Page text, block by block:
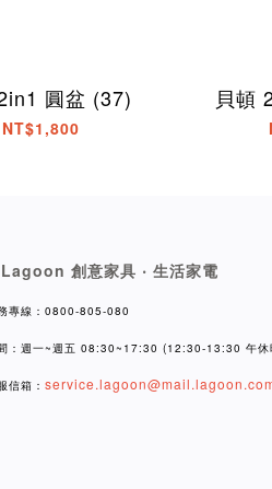
圓盆 (37)
NT$1,800
貝頓
創意家具 ‧ 生活家電
專線：0800-805-080
：週一~週五 08:30~17:30 (12:30-13:30 午休
信箱：